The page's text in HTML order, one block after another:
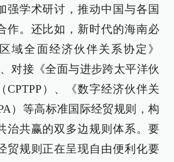
强学术研讨，推动中国与各国
作。还比如，新时代的海南必
域全面经济伙伴关系协定》
、对接《全面与进步跨太平洋伙
CPTPP）、《数字经济伙伴关
）等高标准国际经贸规则，构
治共赢的双多边规则体系。要
贸规则正在呈现自由便利化要